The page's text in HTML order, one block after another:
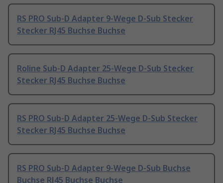
RS PRO Sub-D Adapter 9-Wege D-Sub Stecker
Stecker RJ45 Buchse Buchse
Roline Sub-D Adapter 25-Wege D-Sub Stecker
Stecker RJ45 Buchse Buchse
RS PRO Sub-D Adapter 25-Wege D-Sub Stecker
Stecker RJ45 Buchse Buchse
RS PRO Sub-D Adapter 9-Wege D-Sub Buchse
Buchse RJ45 Buchse Buchse